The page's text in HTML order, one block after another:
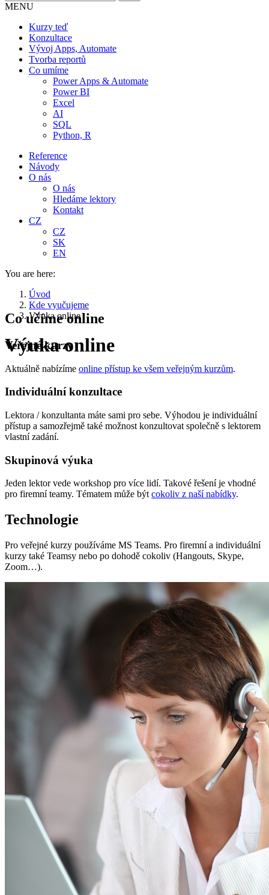
MENU
Kurzy teď
Konzultace
Vývoj Apps, Automate
Tvorba reportů
Co umíme
Power Apps & Automate
Power BI
Excel
AI
SQL
Python, R
Reference
Návody
O nás
O nás
Hledáme lektory
Kontakt
CZ
CZ
SK
EN
You are here:
Úvod
Kde vyučujeme
Výuka online
Výuka online
Co učíme online
Veřejné kurzy
Aktuálně nabízíme online přístup ke všem veřejným kurzům.
Individuální konzultace
Lektora / konzultanta máte sami pro sebe. Výhodou je individuální
přístup a samozřejmě také možnost konzultovat společně s lektorem
vlastní zadání.
Skupinová výuka
Jeden lektor vede workshop pro více lidí. Takové řešení je vhodné
pro firemní teamy. Tématem může býtcokoliv z naší nabídky.
Technologie
Pro veřejné kurzy používáme MS Teams. Pro firemní a individuální
kurzy také Teamsy nebo po dohodě cokoliv (Hangouts, Skype,
Zoom…).